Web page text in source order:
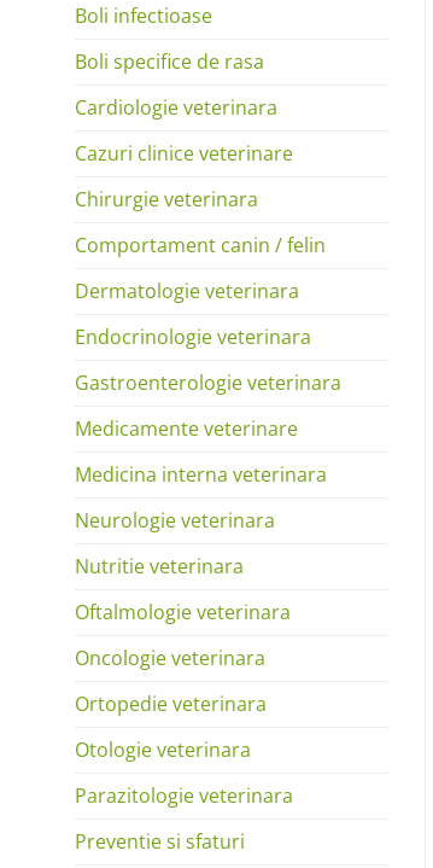
Boli infectioase
Boli specifice de rasa
Cardiologie veterinara
Cazuri clinice veterinare
Chirurgie veterinara
Comportament canin / felin
Dermatologie veterinara
Endocrinologie veterinara
Gastroenterologie veterinara
Medicamente veterinare
Medicina interna veterinara
Neurologie veterinara
Nutritie veterinara
Oftalmologie veterinara
Oncologie veterinara
Ortopedie veterinara
Otologie veterinara
Parazitologie veterinara
Preventie si sfaturi